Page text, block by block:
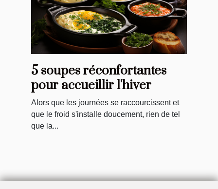
5 soupes réconfortantes
pour accueillir l'hiver
Alors que les journées se raccourcissent et
que le froid s'installe doucement, rien de tel
que la...